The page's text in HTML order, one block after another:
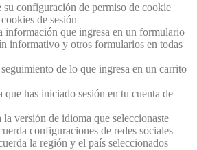
su configuración de permiso de cookie
de sesión
información que ingresa en un formulario
informativo y otros formularios en todas
de lo que ingresa en un carrito
que has iniciado sesión en tu cuenta de
la versión de idioma que seleccionaste
configuraciones de redes sociales
la región y el país seleccionados